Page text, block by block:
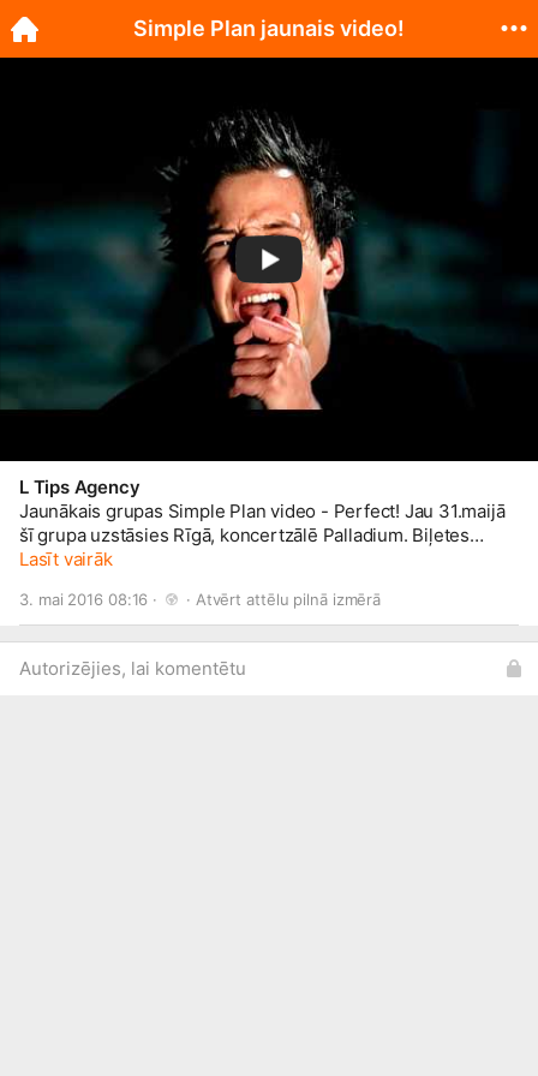
L Tips Agency
Jaunākais grupas Simple Plan video - Perfect! Jau 31.maijā
šī grupa uzstāsies Rīgā, koncertzālē Palladium. Biļetes
www.bilesuserviss.lv/
Lasīt vairāk
3. mai 2016 08:16 · · Atvērt attēlu pilnā izmērā
Autorizējies, lai komentētu
Simple Plan jaunais video!